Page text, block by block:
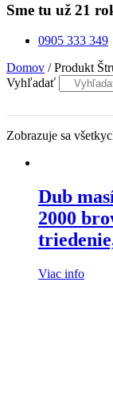
Sme tu už 21
0905 333 349
Domov / Produkt
Vyhľadať
Zobrazuje sa
Dub
2000
Viac info